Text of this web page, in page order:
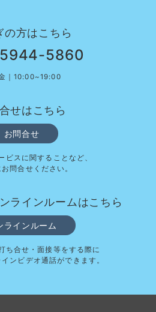
の方はこちら
5860
｜10:00~19:00
せはこちら
お問合せ
ビスに関することなど、
問合せください。
ラインルームはこちら
ラインルーム
ち合せ・面接等をする際に
ンビデオ通話ができます。